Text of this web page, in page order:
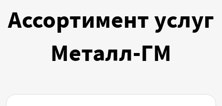
Ассортимент услуг
Металл-ГМ